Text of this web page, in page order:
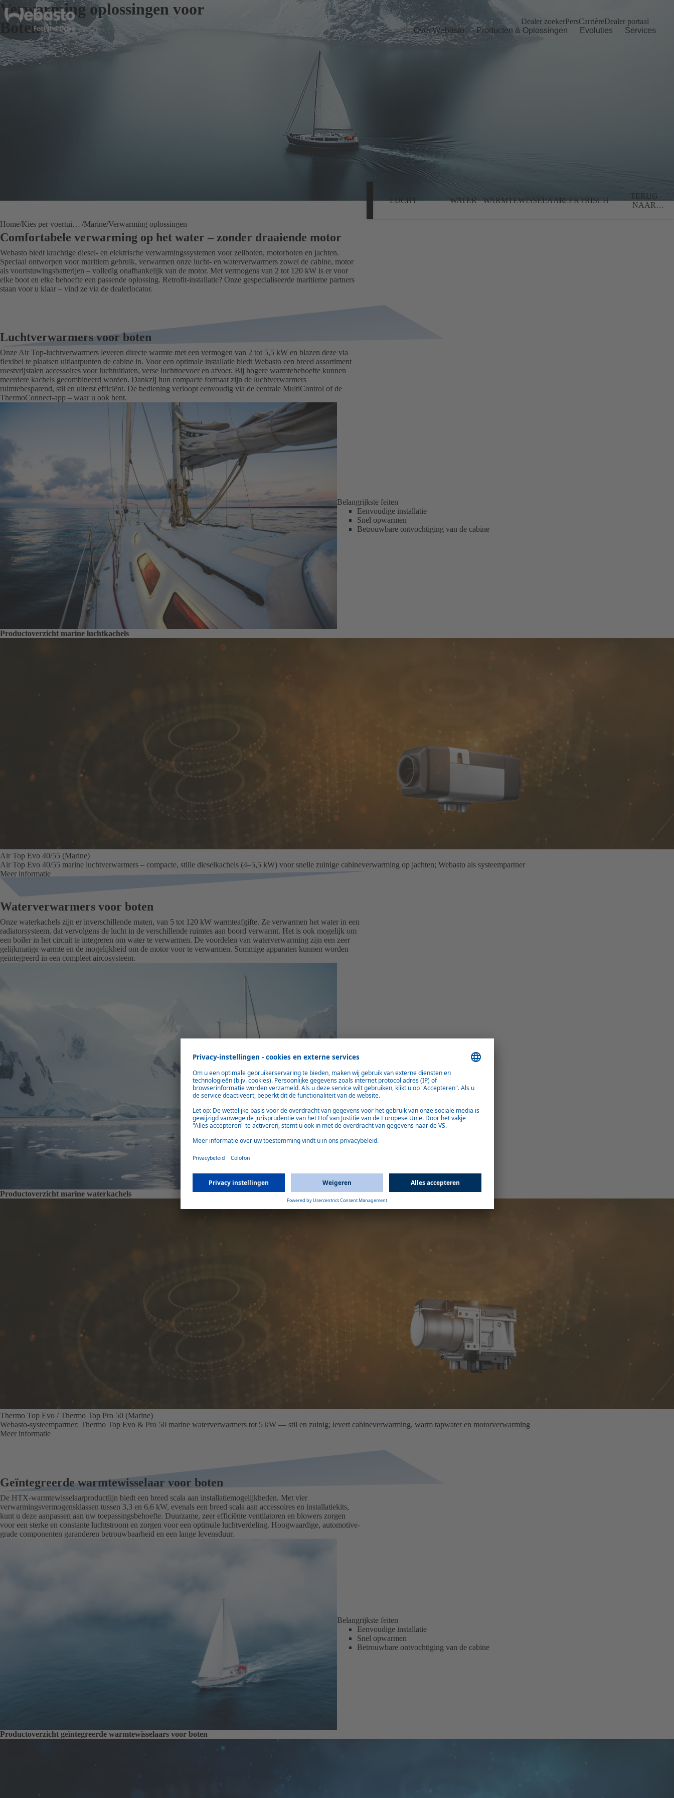
Over Webasto Producten & Oplossingen Evoluties Services
Dealer zoekerPersCarrièreDealer portaal
Verwarming oplossingen voor
Boten
LUCHT WATER WARMTEWISSELAARELEKTRISCH
TERUG
NAAR
Home
Kies per voertuigoplossing Marine Verwarming oplossingen
Comfortabele verwarming op het water – zonder draaiende motor
Webasto biedt krachtige diesel- en elektrische verwarmingssystemen voor zeilboten, motorboten en jachten.
Speciaal ontworpen voor maritiem gebruik, verwarmen onze lucht- en waterverwarmers zowel de cabine, motor
als voortstuwingsbatterijen – volledig onafhankelijk van de motor. Met vermogens van 2 tot 120 kW is er voor
elke boot en elke behoefte een passende oplossing. Retrofit-installatie? Onze gespecialiseerde maritieme partners
staan voor u klaar – vind ze via de dealerlocator.
Luchtverwarmers voor boten
Onze Air Top-luchtverwarmers leveren directe warmte met een vermogen van 2 tot 5,5 kW en blazen deze via
flexibel te plaatsen uitlaatpunten de cabine in. Voor een optimale installatie biedt Webasto een breed assortiment
roestvrijstalen accessoires voor luchtuitlaten, verse luchttoevoer en afvoer. Bij hogere warmtebehoefte kunnen
meerdere kachels gecombineerd worden. Dankzij hun compacte formaat zijn de luchtverwarmers
ruimtebesparend, stil en uiterst efficiënt. De bediening verloopt eenvoudig via de centrale MultiControl of de
ThermoConnect-app – waar u ook bent.
Belangrijkste feiten
Eenvoudige installatie
Snel opwarmen
Betrouwbare ontvochtiging van de cabine
Productoverzicht marine luchtkachels
Air Top Evo 40/55 (Marine)
Air Top Evo 40/55 marine luchtverwarmers – compacte, stille dieselkachels (4–5,5 kW) voor snelle zuinige cabineverwarming op jachten; Webasto als systeempartner
Meer informatie
Waterverwarmers voor boten
Onze waterkachels zijn er inverschillende maten, van 5 tot 120 kW warmteafgifte. Ze verwarmen het water in een
radiatorsysteem, dat vervolgens de lucht in de verschillende ruimtes aan boord verwarmt. Het is ook mogelijk om
een boiler in het circuit te integreren om water te verwarmen. De voordelen van waterverwarming zijn een zeer
gelijkmatige warmte en de mogelijkheid om de motor voor te verwarmen. Sommige apparaten kunnen worden
geïntegreerd in een compleet aircosysteem.
Belangrijkste feiten
Compact formaat
Diesel of HVO als brandstof
Efficiënt en emissiearm
Erg stil
Veel inbouwvarianten
Productoverzicht marine waterkachels
Thermo Top Evo / Thermo Top Pro 50 (Marine)
Webasto-systeempartner: Thermo Top Evo & Pro 50 marine waterverwarmers tot 5 kW — stil en zuinig; levert cabineverwarming, warm tapwater en motorverwarming
Meer informatie
Geïntegreerde warmtewisselaar voor boten
De HTX-warmtewisselaarproductlijn biedt een breed scala aan installatiemogelijkheden. Met vier
verwarmingsvermogensklassen tussen 3,3 en 6,6 kW, evenals een breed scala aan accessoires en installatiekits,
kunt u deze aanpassen aan uw toepassingsbehoefte. Duurzame, zeer efficiënte ventilatoren en blowers zorgen
voor een sterke en constante luchtstroom en zorgen voor een optimale luchtverdeling. Hoogwaardige, automotive-
grade componenten garanderen betrouwbaarheid en een lange levensduur.
Belangrijkste feiten
Eenvoudige installatie
Snel opwarmen
Betrouwbare ontvochtiging van de cabine
Productoverzicht geïntegreerde warmtewisselaars voor boten